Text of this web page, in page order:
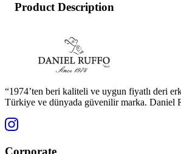
Product Description
“1974’ten beri kaliteli ve uygun fiyatlı deri
Türkiye ve dünyada güvenilir marka. Daniel
Corporate